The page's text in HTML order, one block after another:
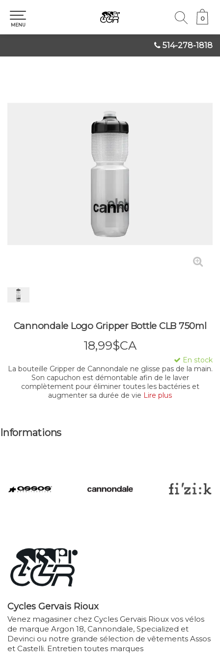
514-278-1818
0
0
MENU
Cannondale Logo Gripper Bottle CLB 750ml
18,99$CA
En stock
La bouteille Gripper de Cannondale ne glisse pas de la main.
Son capuchon est démontable afin de le laver
complètement pour éliminer toutes les bactéries et
augmenter sa durée de vie Lire plus
Informations
Cycles Gervais Rioux
Venez magasiner chez Cycles Gervais Rioux vos vélos
de marque Argon 18, Cannondale, Specialized et
Devinci ou notre grande sélection de vêtements Assos
et Castelli. Entretien toutes marques